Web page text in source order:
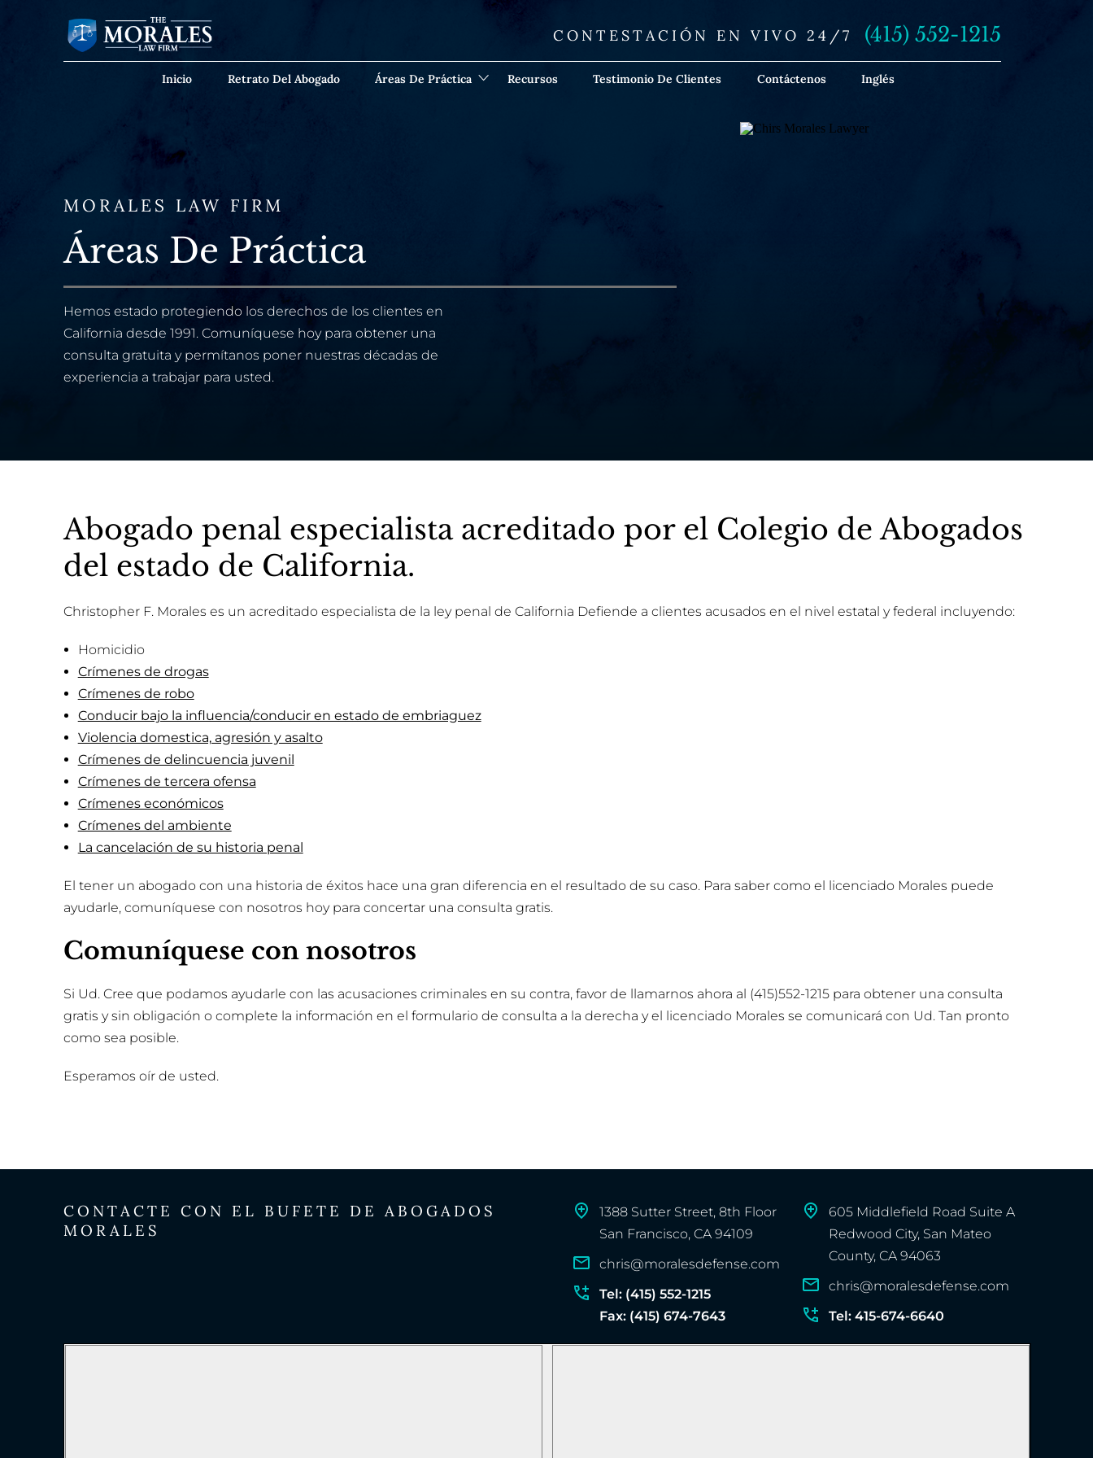
CONTESTACIÓN EN VIVO 24/7 (415) 552-1215
Inicio Retrato Del Abogado Áreas De Práctica Recursos Testimonio De Clientes Contáctenos Inglés
MORALES LAW FIRM
Áreas De Práctica
Hemos estado protegiendo los derechos de los clientes en
California desde 1991. Comuníquese hoy para obtener una
consulta gratuita y permítanos poner nuestras décadas de
experiencia a trabajar para usted.
Abogado penal especialista acreditado por el Colegio de Abogados
del estado de California.
Christopher F. Morales es un acreditado especialista de la ley penal de California Defiende a clientes acusados en el nivel estatal y federal incluyendo:
Homicidio
Crímenes de drogas
Crímenes de robo
Conducir bajo la influencia/conducir en estado de embriaguez
Violencia domestica, agresión y asalto
Crímenes de delincuencia juvenil
Crímenes de tercera ofensa
Crímenes económicos
Crímenes del ambiente
La cancelación de su historia penal
El tener un abogado con una historia de éxitos hace una gran diferencia en el resultado de su caso. Para saber como el licenciado Morales puede
ayudarle, comuníquese con nosotros hoy para concertar una consulta gratis.
Comuníquese con nosotros
Si Ud. Cree que podamos ayudarle con las acusaciones criminales en su contra, favor de llamarnos ahora al (415)552-1215 para obtener una consulta
gratis y sin obligación o complete la información en el formulario de consulta a la derecha y el licenciado Morales se comunicará con Ud. Tan pronto
como sea posible.
Esperamos oír de usted.
CONTACTE CON EL BUFETE DE ABOGADOS
MORALES
1388 Sutter Street, 8th Floor
San Francisco, CA 94109
chris@moralesdefense.com
Tel: (415) 552-1215
Fax: (415) 674-7643
605 Middlefield Road Suite A
Redwood City, San Mateo
County, CA 94063
chris@moralesdefense.com
Tel: 415-674-6640